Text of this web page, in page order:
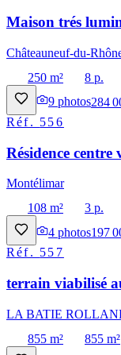
Maison trés
Châteauneuf-du-
250 m²
8 p.
9 photos284
Réf. 556
Résidence
Montélimar
108 m²
3 p.
4 photos197
Réf. 557
terrain viabilisé
LA BATIE
855 m²
855 m²